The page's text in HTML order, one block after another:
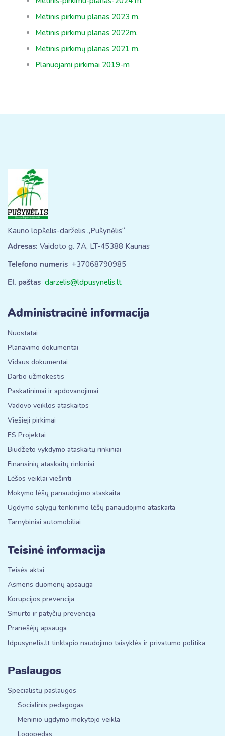
Metinis pirkimu planas 2023 m.
Metinis pirkimu planas 2022m.
Metinis pirkimų planas 2021 m.
Planuojami pirkimai 2019-m
Kauno lopšelis-darželis „Pušynėlis“
Adresas: Vaidoto g. 7A, LT-45388 Kaunas
Telefono numeris +37068790985
El. paštas darzelis@ldpusynelis.lt
Administracinė informacija
Nuostatai
Planavimo dokumentai
Vidaus dokumentai
Darbo užmokestis
Paskatinimai ir apdovanojimai
Vadovo veiklos ataskaitos
Viešieji pirkimai
ES Projektai
Biudžeto vykdymo ataskaitų rinkiniai
Finansinių ataskaitų rinkiniai
Lėšos veiklai viešinti
Mokymo lėšų panaudojimo ataskaita
Ugdymo sąlygų tenkinimo lėšų panaudojimo ataskaita
Tarnybiniai automobiliai
Teisinė informacija
Teisės aktai
Asmens duomenų apsauga
Korupcijos prevencija
Smurto ir patyčių prevencija
Pranešėjų apsauga
ldpusynelis.lt tinklapio naudojimo taisyklės ir privatumo politika
Paslaugos
Specialistų paslaugos
Socialinis pedagogas
Meninio ugdymo mokytojo veikla
Logopedas